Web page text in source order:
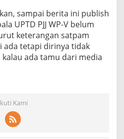
sampai berita ini publish
UPTD PJJ WP-V belum
keterangan satpam
ada tetapi dirinya tidak
ada tamu dari media
Kami